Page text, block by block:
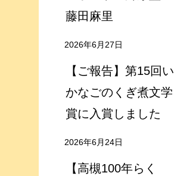
藤田麻里
2026年6月27日
【ご報告】第15回い
かなごのくぎ煮文学
賞に入賞しました
2026年6月24日
【高槻100年らく